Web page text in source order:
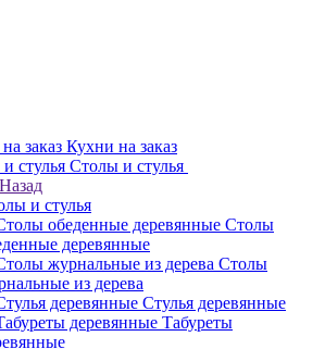
Кухни на заказ
Столы и стулья
Назад
и стулья
Столы
деревянные
Столы
из дерева
Стулья деревянные
Табуреты